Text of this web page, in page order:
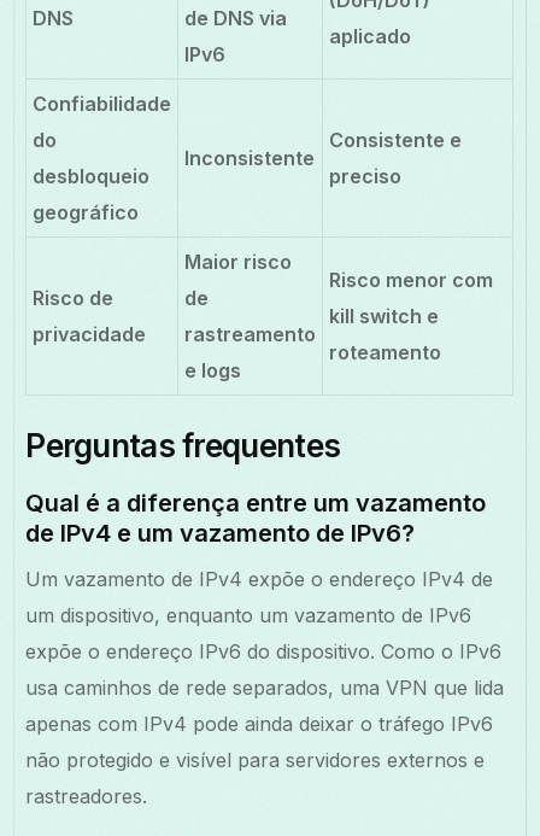
DNS
de DNS via
IPv6
aplicado
Confiabilidade
do
desbloqueio
geográfico
Inconsistente
Consistente e
preciso
Risco de
privacidade
Maior risco
de
rastreamento
e logs
Risco menor com
kill switch e
roteamento
Perguntas frequentes
Qual é a diferença entre um vazamento
de IPv4 e um vazamento de IPv6?
Um vazamento de IPv4 expõe o endereço IPv4 de
um dispositivo, enquanto um vazamento de IPv6
expõe o endereço IPv6 do dispositivo. Como o IPv6
usa caminhos de rede separados, uma VPN que lida
apenas com IPv4 pode ainda deixar o tráfego IPv6
não protegido e visível para servidores externos e
rastreadores.